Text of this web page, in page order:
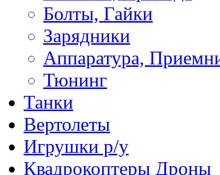
Болты, Гайки
Зарядники
Аппаратура,
Тюнинг
Танки
Вертолеты
Игрушки р/у
Квадрокоптеры Дроны